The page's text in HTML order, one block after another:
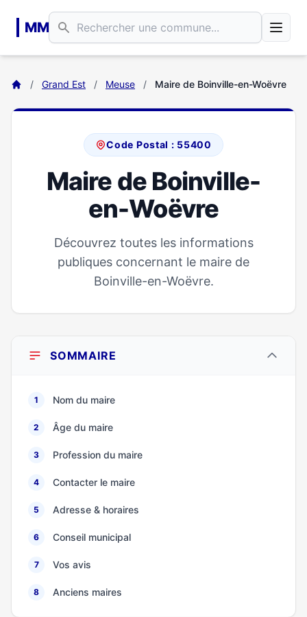
MM
/ Grand Est / Meuse / Maire de Boinville-en-Woëvre
Code Postal : 55400
Maire de Boinville-
en-Woëvre
Découvrez toutes les informations
publiques concernant le maire de
Boinville-en-Woëvre.
SOMMAIRE
1 Nom du maire
2 Âge du maire
3 Profession du maire
4 Contacter le maire
5 Adresse & horaires
6 Conseil municipal
7 Vos avis
8 Anciens maires